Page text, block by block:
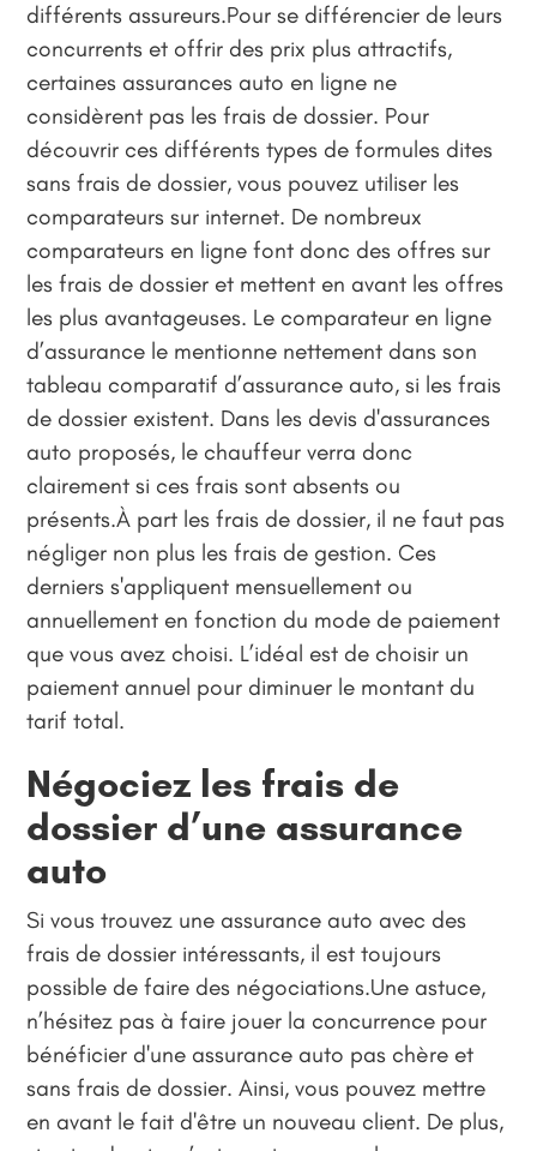
différents assureurs.Pour se différencier de leurs
concurrents et offrir des prix plus attractifs,
certaines assurances auto en ligne ne
considèrent pas les frais de dossier. Pour
découvrir ces différents types de formules dites
sans frais de dossier, vous pouvez utiliser les
comparateurs sur internet. De nombreux
comparateurs en ligne font donc des offres sur
les frais de dossier et mettent en avant les offres
les plus avantageuses. Le comparateur en ligne
d’assurance le mentionne nettement dans son
tableau comparatif d’assurance auto, si les frais
de dossier existent. Dans les devis d'assurances
auto proposés, le chauffeur verra donc
clairement si ces frais sont absents ou
présents.À part les frais de dossier, il ne faut pas
négliger non plus les frais de gestion. Ces
derniers s'appliquent mensuellement ou
annuellement en fonction du mode de paiement
que vous avez choisi. L’idéal est de choisir un
paiement annuel pour diminuer le montant du
tarif total.
Négociez les frais de
dossier d’une assurance
auto
Si vous trouvez une assurance auto avec des
frais de dossier intéressants, il est toujours
possible de faire des négociations.Une astuce,
n’hésitez pas à faire jouer la concurrence pour
bénéficier d'une assurance auto pas chère et
sans frais de dossier. Ainsi, vous pouvez mettre
en avant le fait d'être un nouveau client. De plus,